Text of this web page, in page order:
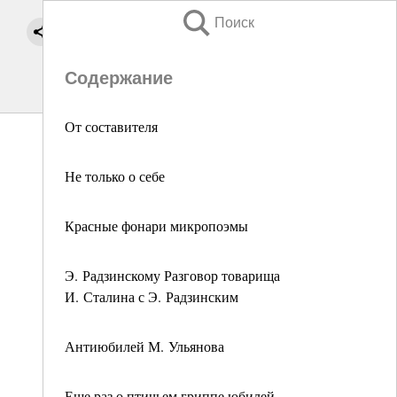
Поиск
Содержание
От составителя
Не только о себе
Красные фонари микропоэмы
Э. Радзинскому Разговор товарища
И. Сталина с Э. Радзинским
Антиюбилей М. Ульянова